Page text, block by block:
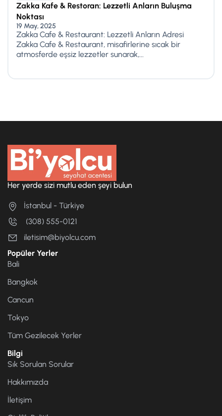
Zakka Kafe & Restoran: Lezzetli Anların Buluşma
Noktası
19 May, 2025
Zakka Cafe & Restaurant: Lezzetli Anların Adresi
Zakka Cafe & Restaurant, misafirlerine sıcak bir
atmosferde eşsiz lezzetler sunarak,...
Her yerde sizi mutlu eden şeyi bulun
İstanbul - Türkiye
(308) 555-0121
iletisim@biyolcu.com
Popüler Yerler
Bali
Bangkok
Cancun
Tokyo
Tüm Gezilecek Yerler
Bilgi
Sık Sorulan Sorular
Hakkımızda
İletişim